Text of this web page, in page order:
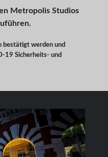
Metropolis Studios
bestätigt werden und
19 Sicherheits- und